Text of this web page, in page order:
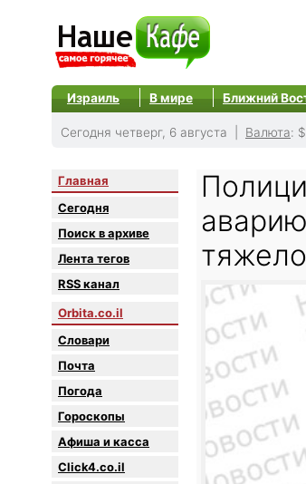
Израиль В мире Ближний
Сегодня четверг, 6 августа | Валюта: $
Главная
Сегодня
Поиск в архиве
Лента тегов
RSS канал
Orbita.co.il
Словари
Почта
Погода
Гороскопы
Афиша и касса
Click4.co.il